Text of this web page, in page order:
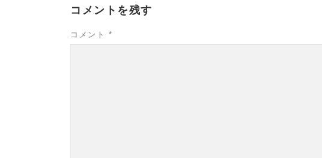
コメントを残す
コメント *